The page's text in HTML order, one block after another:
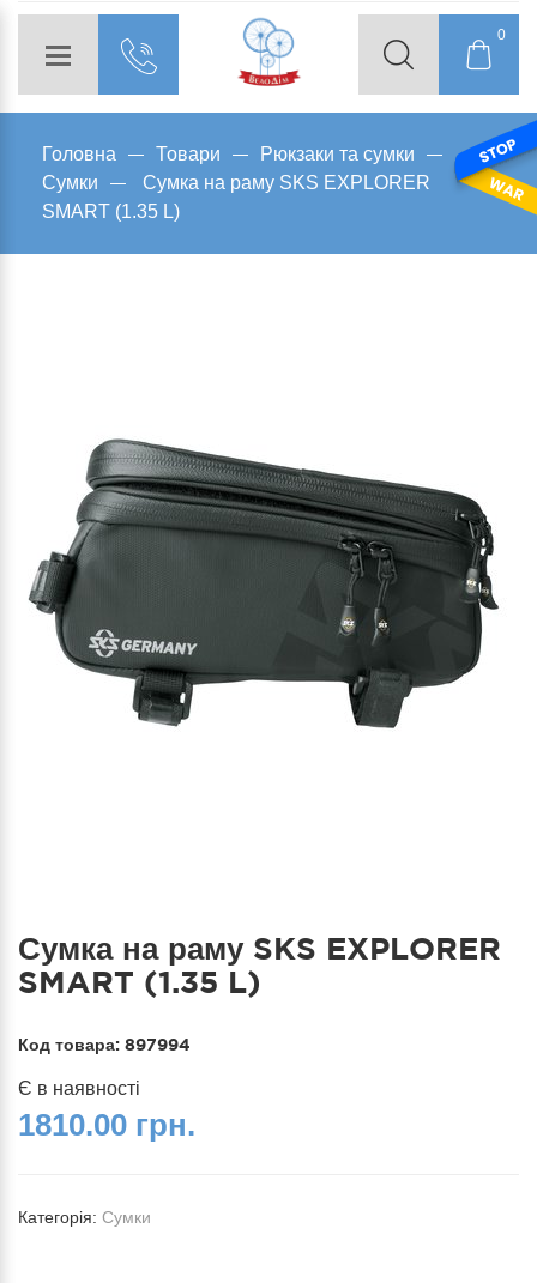
0
Головна Товари
Рюкзаки та сумки
Сумки
Сумка на раму SKS EXPLORER
SMART (1.35 L)
Сумка на раму SKS EXPLORER
SMART (1.35 L)
Код товара: 897994
Є в наявності
1810.00 грн.
Категорія: Сумки